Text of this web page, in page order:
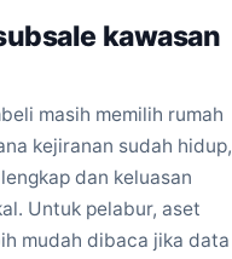
kawasan
masih memilih rumah
kejiranan sudah hidup,
dan keluasan
Untuk pelabur, aset
mudah dibaca jika data